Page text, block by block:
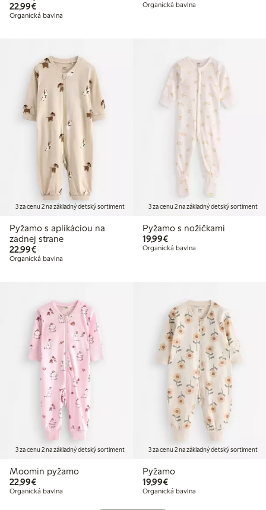
22,99€22,99 €
Organická bavlna
Organická bavlna
3 za cenu 2 na základný detský sortiment
Pyžamo s aplikáciou na
zadnej strane
22,99€22,99 €
Organická bavlna
3 za cenu 2 na základný detský sortiment
Pyžamo s nožičkami
19,99€19,99 €
Organická bavlna
3 za cenu 2 na základný detský sortiment
Moomin pyžamo
22,99€22,99 €
Organická bavlna
3 za cenu 2 na základný detský sortiment
Pyžamo
19,99€19,99 €
Organická bavlna